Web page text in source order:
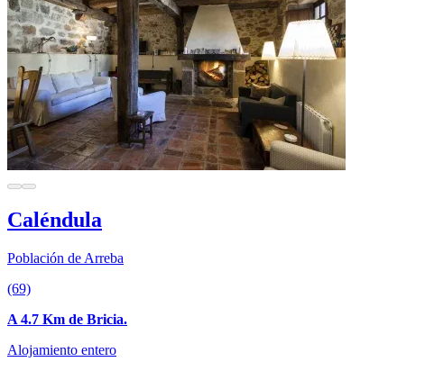
Caléndula
Población de Arreba
(69)
A 4.7 Km de Bricia.
Alojamiento entero